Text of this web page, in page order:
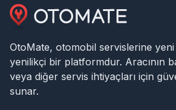
OtoMate, otomobil servislerine
yenilikçi bir platformdur. Aracının
veya diğer servis ihtiyaçları için
sunar.